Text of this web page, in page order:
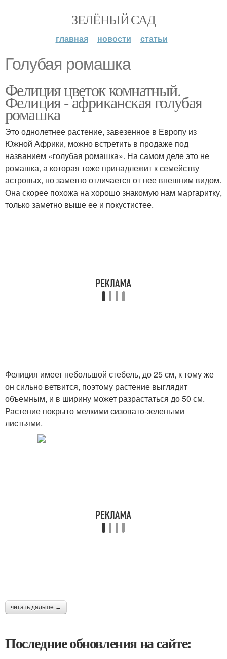
ЗЕЛЁНЫЙ САД
главная новости статьи
Голубая ромашка
Фелиция цветок комнатный.
Фелиция - африканская голубая
ромашка
Это однолетнее растение, завезенное в Европу из
Южной Африки, можно встретить в продаже под
названием «голубая ромашка». На самом деле это не
ромашка, а которая тоже принадлежит к семейству
астровых, но заметно отличается от нее внешним видом.
Она скорее похожа на хорошо знакомую нам маргаритку,
только заметно выше ее и покустистее.
Фелиция имеет небольшой стебель, до 25 см, к тому же
он сильно ветвится, поэтому растение выглядит
объемным, и в ширину может разрастаться до 50 см.
Растение покрыто мелкими сизовато-зелеными
листьями.
читать дальше →
Последние обновления на сайте: